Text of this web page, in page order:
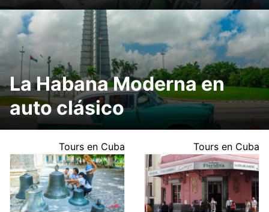
La Habana Moderna en
auto clásico
Tours en Cuba Tours en Cuba